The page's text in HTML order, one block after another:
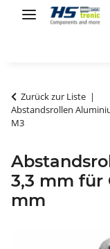
Zurück zur Liste
Abstandsrollen
M3
3,3 mm für
mm